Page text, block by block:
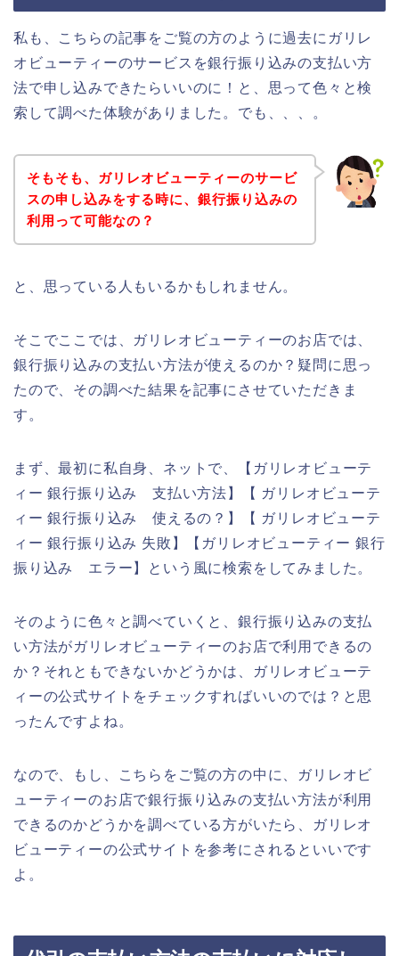
私も、こちらの記事をご覧の方のように過去にガリレ
オビューティーのサービスを銀行振り込みの支払い方
法で申し込みできたらいいのに！と、思って色々と検
索して調べた体験がありました。でも、、、。
そもそも、ガリレオビューティーのサービ
スの申し込みをする時に、銀行振り込みの
利用って可能なの？
と、思っている人もいるかもしれません。
そこでここでは、ガリレオビューティーのお店では、
銀行振り込みの支払い方法が使えるのか？疑問に思っ
たので、その調べた結果を記事にさせていただきま
す。
まず、最初に私自身、ネットで、【ガリレオビューテ
ィー 銀行振り込み 支払い方法】【 ガリレオビューテ
ィー 銀行振り込み 使えるの？】【 ガリレオビューテ
ィー 銀行振り込み 失敗】【ガリレオビューティー 銀行
振り込み エラー】という風に検索をしてみました。
そのように色々と調べていくと、銀行振り込みの支払
い方法がガリレオビューティーのお店で利用できるの
か？それともできないかどうかは、ガリレオビューテ
ィーの公式サイトをチェックすればいいのでは？と思
ったんですよね。
なので、もし、こちらをご覧の方の中に、ガリレオビ
ューティーのお店で銀行振り込みの支払い方法が利用
できるのかどうかを調べている方がいたら、ガリレオ
ビューティーの公式サイトを参考にされるといいです
よ。